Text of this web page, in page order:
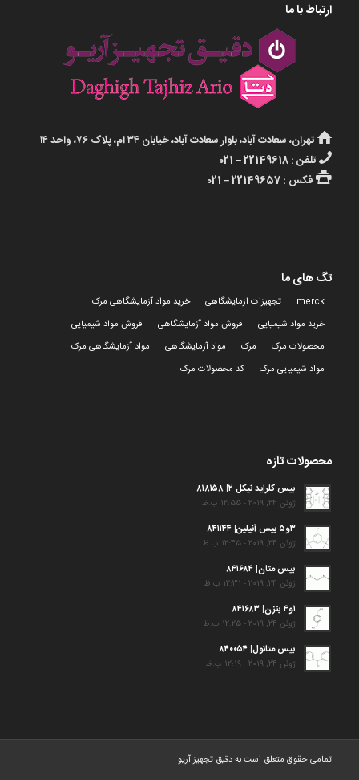
ارتباط با ما
تهران، سعادت آباد، بلوار سعادت آباد، خیابان ۳۴ ام، پلاک ۷۶، واحد ۱۴
تلفن : 22149618 – 021
فکس : 22149657 – 021
تگ های ما
merck تجهیزات ازمایشگاهی
خرید مواد آزمایشگاهی مرک
خرید مواد شیمیایی
فروش مواد آزمایشگاهی
فروش مواد شیمیایی
محصولات مرک
مرک مواد آزمایشگاهی
مواد آزمایشگاهی مرک
مواد شیمیایی مرک
کد محصولات مرک
محصولات تازه
بیس کلراید نیکل ۲| ۸۱۸۱۵۸
ژوئن 24, 2019 - 12:55 ب.ظ
۳و۵ بیس آنیلین| ۸۴۱۱۴۴
ژوئن 24, 2019 - 12:45 ب.ظ
بیس متان| ۸۴۱۶۸۴
ژوئن 24, 2019 - 12:31 ب.ظ
۱و۴ بنزن| ۸۴۱۶۸۳
ژوئن 24, 2019 - 12:25 ب.ظ
بیس متانول| ۸۴۰۰۵۴
ژوئن 24, 2019 - 12:19 ب.ظ
تمامی حقوق متعلق است به دقیق تجهیز آریو